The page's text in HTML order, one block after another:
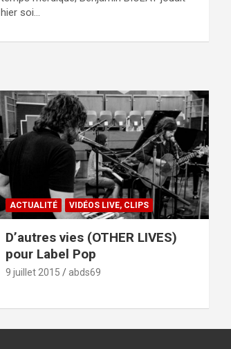
hier soi...
ACTUALITÉ VIDÉOS LIVE, CLIPS
D’autres vies (OTHER LIVES)
pour Label Pop
9 juillet 2015 abds69